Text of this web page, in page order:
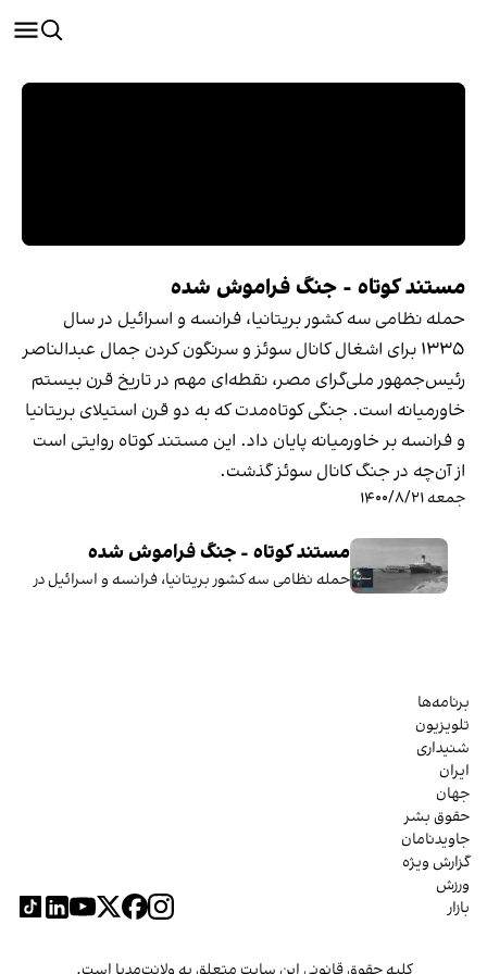
مستند کوتاه - جنگ فراموش شده
حمله نظامی سه کشور بریتانیا، فرانسه و اسرائیل در سال
۱۳۳۵ برای اشغال کانال سوئز و سرنگون کردن جمال عبدالناصر
رئیس‌جمهور ملی‌گرای مصر، نقطه‌ای مهم در تاریخ قرن بیستم
خاورمیانه است. جنگی کوتاه‌مدت که به دو قرن استیلای بریتانیا
و فرانسه بر خاورمیانه پایان داد. این مستند کوتاه روایتی است
از آن‌چه در جنگ کانال سوئز گذشت.
جمعه ۱۴۰۰/۸/۲۱
مستند کوتاه - جنگ فراموش شده
حمله نظامی سه کشور بریتانیا، فرانسه و اسرائیل در سال ۱۳۳۵ برای اشغال کانال سوئز و سرنگون کردن جمال عبدالناصر رئیس‌جمهور ملی‌گرای مصر، نقطه‌ای مهم در تاریخ قرن بیستم خاورمیانه است. جنگی کوتاه‌مدت که به دو قرن استیلای بریتانیا و فرانسه بر خاورمیانه پایان داد. این مستند کوتاه روایتی است از آن‌چه در جنگ کانال سوئز گذشت.
برنامه‌ها
تلویزیون
شنیداری
ایران
جهان
حقوق بشر
جاویدنامان
گزارش ویژه
ورزش
بازار